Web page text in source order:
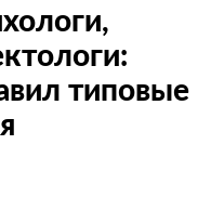
типовые